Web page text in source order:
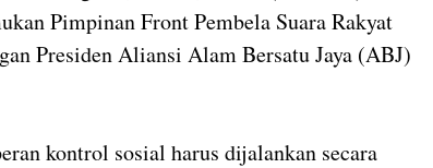
Pimpinan Front Pembela Suara Rakyat
Presiden Aliansi Alam Bersatu Jaya (ABJ)
kontrol sosial harus dijalankan secara